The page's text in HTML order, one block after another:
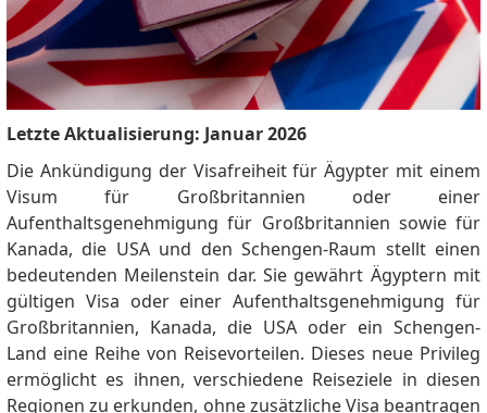
Letzte Aktualisierung: Januar 2026
Die Ankündigung der Visafreiheit für Ägypter mit einem
Visum für Großbritannien oder einer
Aufenthaltsgenehmigung für Großbritannien sowie für
Kanada, die USA und den Schengen-Raum stellt einen
bedeutenden Meilenstein dar. Sie gewährt Ägyptern mit
gültigen Visa oder einer Aufenthaltsgenehmigung für
Großbritannien, Kanada, die USA oder ein Schengen-
Land eine Reihe von Reisevorteilen. Dieses neue Privileg
ermöglicht es ihnen, verschiedene Reiseziele in diesen
Regionen zu erkunden, ohne zusätzliche Visa beantragen